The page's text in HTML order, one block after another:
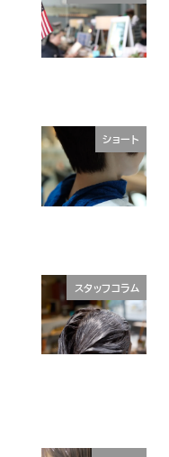
ショート
スタッフコラム